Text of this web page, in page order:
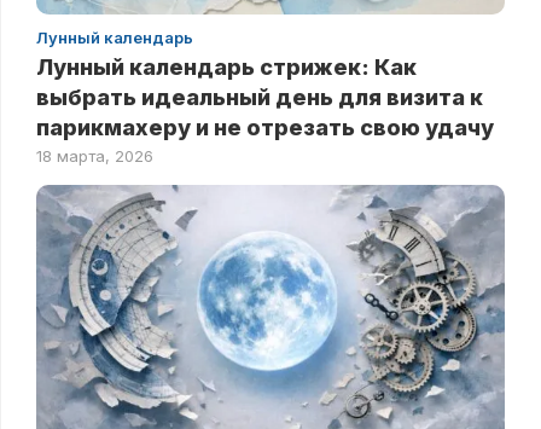
Лунный календарь
Лунный календарь стрижек: Как
выбрать идеальный день для визита к
парикмахеру и не отрезать свою удачу
18 марта, 2026